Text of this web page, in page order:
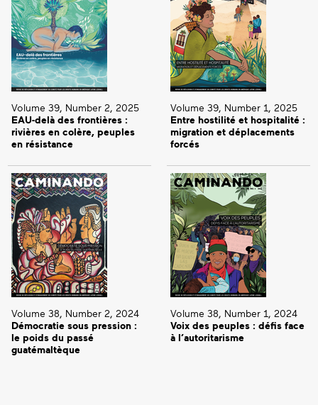
Volume 39, Number 2, 2025
EAU-delà des frontières :
rivières en colère, peuples
en résistance
Volume 39, Number 1, 2025
Entre hostilité et hospitalité :
migration et déplacements
forcés
Volume 38, Number 2, 2024
Démocratie sous pression :
le poids du passé
guatémaltèque
Volume 38, Number 1, 2024
Voix des peuples : défis face
à l’autoritarisme